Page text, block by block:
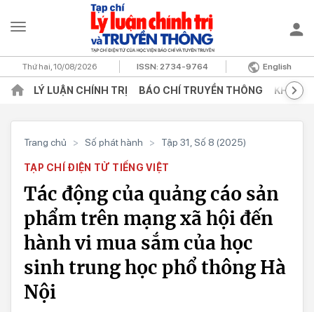
Thứ hai, 10/08/2026 ISSN:2734-9764 English
LÝ LUẬN CHÍNH TRỊ BÁO CHÍ TRUYỀN THÔNG KHOA
Trang chủ > Số phát hành > Tập 31, Số 8 (2025)
TẠP CHÍ ĐIỆN TỬ TIẾNG VIỆT
Tác động của quảng cáo sản
phẩm trên mạng xã hội đến
hành vi mua sắm của học
sinh trung học phổ thông Hà
Nội